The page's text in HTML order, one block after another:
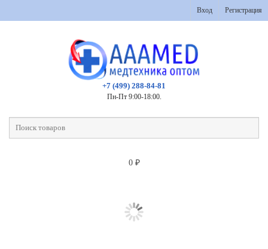
Вход Регистрация
+7 (499) 288-84-81
Пн-Пт 9:00-18:00.
0 ₽